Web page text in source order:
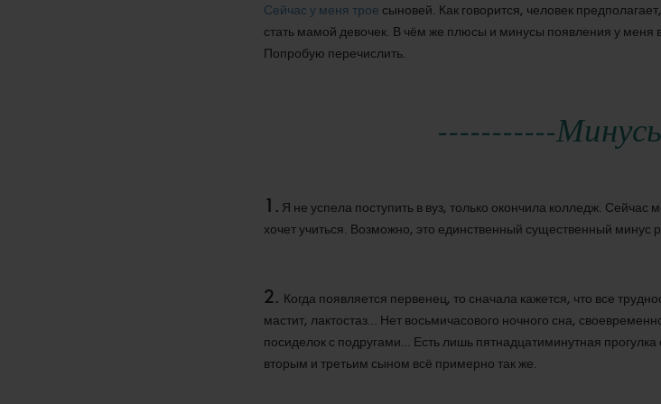
Сейчас у меня трое сыновей. Как говорится, человек
стать мамой девочек. В чём же плюсы и минусы появления у меня
Попробую перечислить.
-----------
1. Я не успела поступить в вуз, только окончила колледж. Сейчас
хочет учиться. Возможно, это единственный существенный минус
2. Когда появляется первенец, то сначала кажется, что все
мастит, лактостаз… Нет восьмичасового ночного сна,
посиделок с подругами… Есть лишь пятнадцатиминутная
вторым и третьим сыном всё примерно так же.